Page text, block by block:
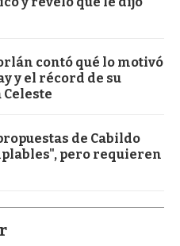
contó qué lo motivó
y el récord de su
Celeste
de Cabildo
pero requieren